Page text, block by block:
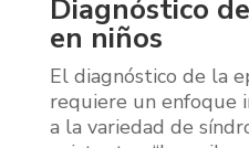
Diagnóstico
en niños
El diagnóstico de la
requiere un enfoque
a la variedad de